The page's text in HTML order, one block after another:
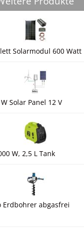
Solarmodul 600 Watt
Solar Panel 12 V
W, 2,5 L Tank
Erdbohrer abgasfrei